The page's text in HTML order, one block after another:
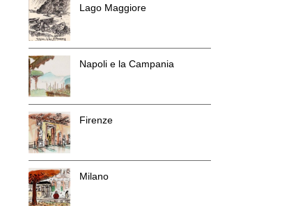
Lago Maggiore
Napoli e la Campania
Firenze
Milano